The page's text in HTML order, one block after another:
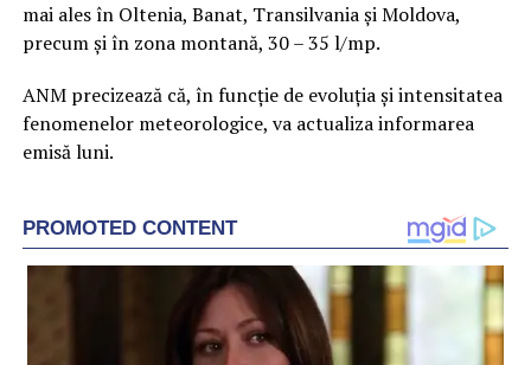
mai ales în Oltenia, Banat, Transilvania şi Moldova,
precum şi în zona montană, 30 – 35 l/mp.
ANM precizează că, în funcţie de evoluţia şi intensitatea
fenomenelor meteorologice, va actualiza informarea
emisă luni.